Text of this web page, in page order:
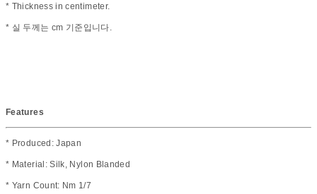
* Thickness in centimeter.
* 실 두께는 cm 기준입니다.
Features
* Produced: Japan
* Material: Silk, Nylon Blanded
* Yarn Count: Nm 1/7